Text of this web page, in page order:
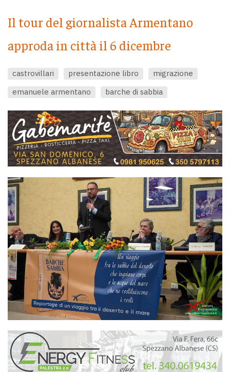
Il tour del giornalista Armentano
approda in città il 6 dicembre
castrovillari presentazione libro
migrazione
emanuele armentano
barche di sabbia